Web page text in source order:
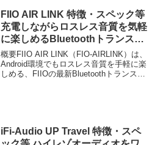
FIIO AIR LINK 特徴・スペック等
充電しながらロスレス音質を気軽
に楽しめるBluetoothトランスミ
ッター
概要FIIO AIR LINK（FIO-AIRLINK）は、
Android環境でもロスレス音質を手軽に楽
しめる、FIIOの最新Bluetoothトランスミ
iFi-Audio UP Travel 特徴・スペ